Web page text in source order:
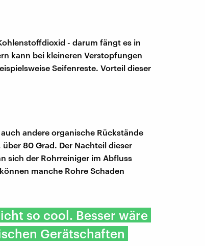
- darum fängt es in
kann bei kleineren Verstopfungen
Seifenreste. Vorteil dieser
andere organische Rückstände
80 Grad. Der Nachteil dieser
sich der Rohrreiniger im Abfluss
manche Rohre Schaden
so cool. Besser wäre
Gerätschaften